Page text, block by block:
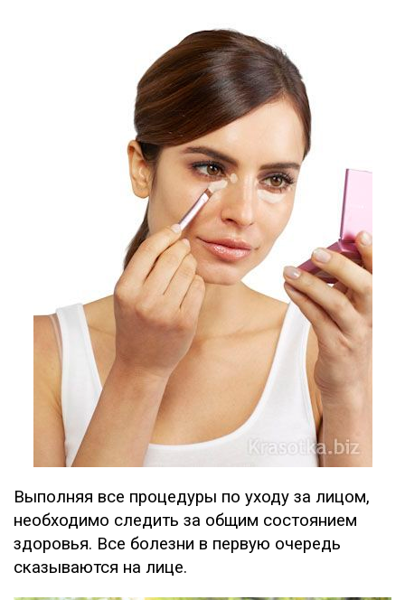
Выполняя все процедуры по уходу за лицом,
необходимо следить за общим состоянием
здоровья. Все болезни в первую очередь
сказываются на лице.